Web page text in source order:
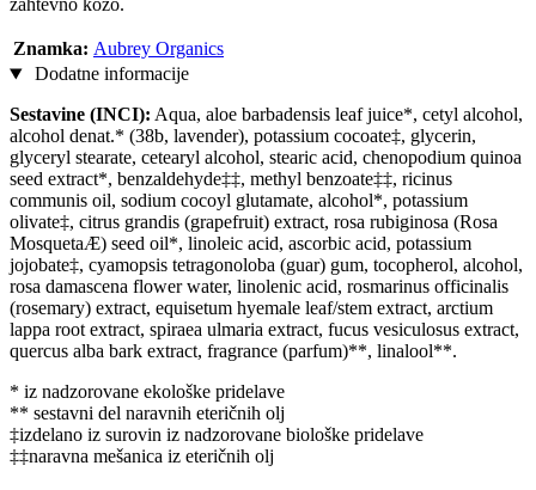
zahtevno kožo.
Znamka: Aubrey Organics
Dodatne informacije
Sestavine (INCI): Aqua, aloe barbadensis leaf juice*, cetyl alcohol,
alcohol denat.* (38b, lavender), potassium cocoate‡, glycerin,
glyceryl stearate, cetearyl alcohol, stearic acid, chenopodium quinoa
seed extract*, benzaldehyde‡‡, methyl benzoate‡‡, ricinus
communis oil, sodium cocoyl glutamate, alcohol*, potassium
olivate‡, citrus grandis (grapefruit) extract, rosa rubiginosa (Rosa
MosquetaÆ) seed oil*, linoleic acid, ascorbic acid, potassium
jojobate‡, cyamopsis tetragonoloba (guar) gum, tocopherol, alcohol,
rosa damascena flower water, linolenic acid, rosmarinus officinalis
(rosemary) extract, equisetum hyemale leaf/stem extract, arctium
lappa root extract, spiraea ulmaria extract, fucus vesiculosus extract,
quercus alba bark extract, fragrance (parfum)**, linalool**.
* iz nadzorovane ekološke pridelave
** sestavni del naravnih eteričnih olj
‡izdelano iz surovin iz nadzorovane biološke pridelave
‡‡naravna mešanica iz eteričnih olj